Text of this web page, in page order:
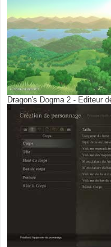
Dragon's Dogma 2 - Editeur